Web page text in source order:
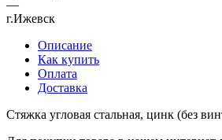
—
г.Ижевск
Описание
Как купить
Оплата
Доставка
Стяжка угловая стальная, цинк (без